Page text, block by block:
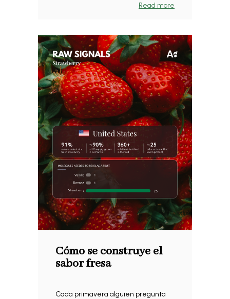
Read more
Cómo se construye el
sabor fresa
Cada primavera alguien pregunta